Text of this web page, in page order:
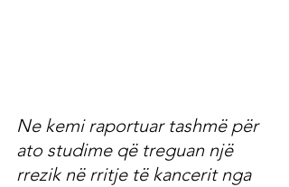
Ne kemi raportuar tashmë për
ato studime që treguan një
rrezik në rritje të kancerit nga